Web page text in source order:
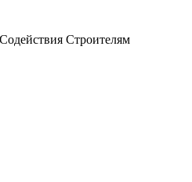
Строителям